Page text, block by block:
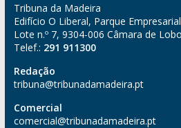
Tribuna da Madeira
Edifício O Liberal, Parque
Lote n.º 7, 9304-006 Câmara de
Telef.: 291 911300
Redação
tribuna@tribunadamadeira.pt
Comercial
comercial@tribunadamadeira.pt